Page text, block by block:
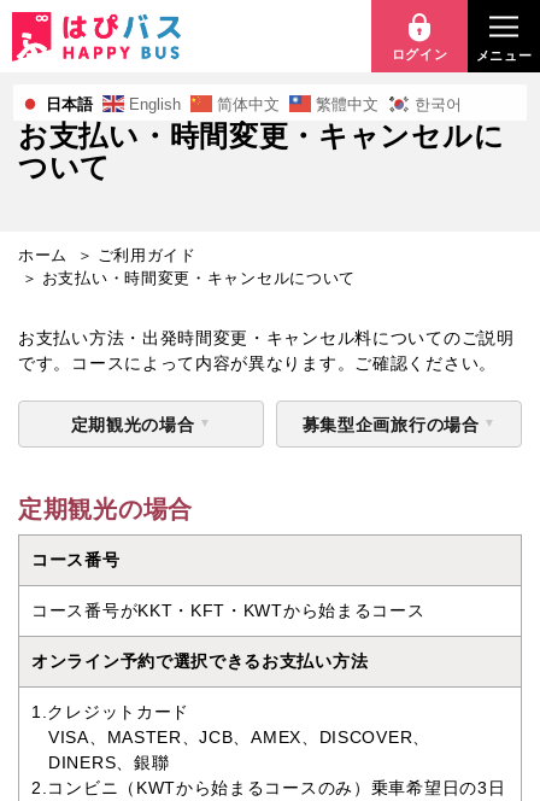
日本語 English 简体中文 繁體中文 한국어
お
支
払
い・
間
更・
キ
ャ
ン
セ
ル
に
つ
い
て
メニュー
ログイン
お支払い・時間変更・キャンセルに
ついて
ホーム
ご利用ガイド
お支払い・時間変更・キャンセルについて
お支払い方法・出発時間変更・キャンセル料についてのご説明
です。コースによって内容が異なります。ご確認ください。
定期観光の場合 募集型企画旅行の場合
定期観光の場合
コース番号
コース番号がKKT・KFT・KWTから始まるコース
オンライン予約で選択できるお支払い方法
1.クレジットカード
VISA、MASTER、JCB、AMEX、DISCOVER、
DINERS、銀聯
2.コンビニ（KWTから始まるコースのみ）乗車希望日の3日